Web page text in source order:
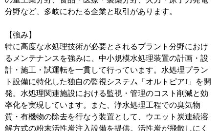
分野など、多岐にわたる企業と取引があります。
【強み】
特に高度な水処理技術が必要とされるプラント分野におけ
るメンテナンスを強みに、中小規模水処理装置の計画・設
計・施工・試運転を一貫して行っています。水処理プラン
ト設備に特化した独自の監視システム「オルトピアJ」を開
発。水処理関連施設における監視・管理のコスト削減と効
率化を実現しています。また、浄水処理工程での臭気物
質・有機物の除去を行なう装置として、ウエット炭連続溶
解方式の粉末活性炭注入設備を提供。活性炭が飛散しにく